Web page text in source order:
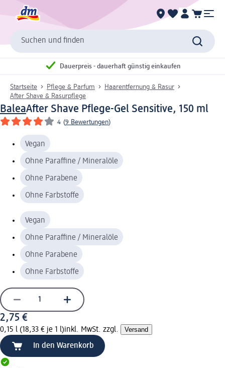
Suchen und finden
Dauerpreis - dauerhaft günstig einkaufen
Startseite Pflege & Parfum
Haarentfernung & Rasur
After Shave & Rasurpflege
BaleaAfter Shave Pflege-Gel Sensitive, 150 ml
4 (9 Bewertungen)
Vegan
Ohne Paraffine / Mineralöle
Ohne Parabene
Ohne Farbstoffe
Vegan
Ohne Paraffine / Mineralöle
Ohne Parabene
Ohne Farbstoffe
2,75 €
0,15 l (18,33 € je 1 l)inkl. MwSt. zzgl. Versand
In den Warenkorb